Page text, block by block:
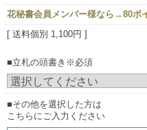
花秘書会員メンバー様なら→80ポ
[ 送料個別 1,100円 ]
■立札の頭書き※必須
■その他を選択した方は
こちらにご入力ください